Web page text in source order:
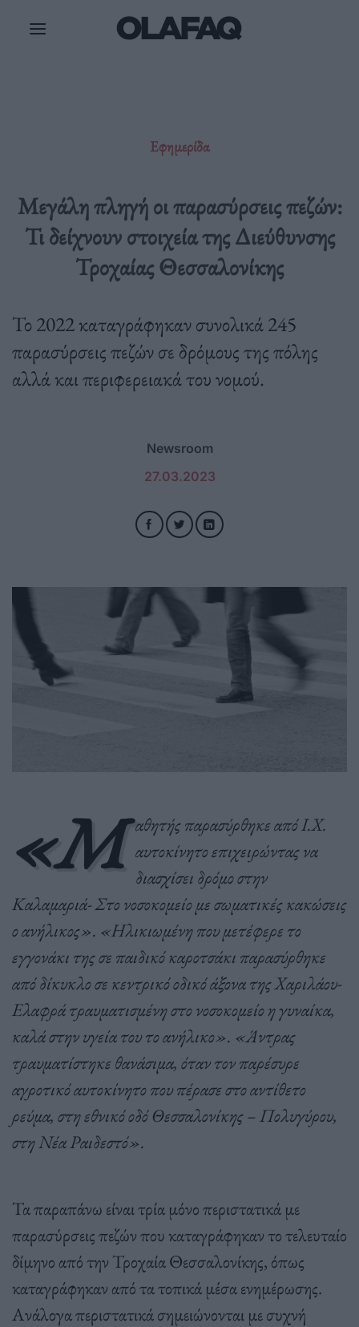
Εφημερίδα
Μεγάλη πληγή οι παρασύρσεις πεζών:
Τι δείχνουν στοιχεία της Διεύθυνσης
Τροχαίας Θεσσαλονίκης
Το 2022 καταγράφηκαν συνολικά 245
παρασύρσεις πεζών σε δρόμους της πόλης
αλλά και περιφερειακά του νομού.
Newsroom
27.03.2023
«Μ αθητής παρασύρθηκε από Ι.Χ.
αυτοκίνητο επιχειρώντας να
διασχίσει δρόμο στην
Καλαμαριά- Στο νοσοκομείο με σωματικές κακώσεις
ο ανήλικος». «Ηλικιωμένη που μετέφερε το
εγγονάκι της σε παιδικό καροτσάκι παρασύρθηκε
από δίκυκλο σε κεντρικό οδικό άξονα της Χαριλάου-
Ελαφρά τραυματισμένη στο νοσοκομείο η γυναίκα,
καλά στην υγεία του το ανήλικο». «Άντρας
τραυματίστηκε θανάσιμα, όταν τον παρέσυρε
αγροτικό αυτοκίνητο που πέρασε στο αντίθετο
ρεύμα, στη εθνικό οδό Θεσσαλονίκης – Πολυγύρου,
στη Νέα Ραιδεστό».
Τα παραπάνω είναι τρία μόνο περιστατικά με
παρασύρσεις πεζών που καταγράφηκαν το τελευταίο
δίμηνο από την Τροχαία Θεσσαλονίκης, όπως
καταγράφηκαν από τα τοπικά μέσα ενημέρωσης.
Ανάλογα περιστατικά σημειώνονται με συχνή